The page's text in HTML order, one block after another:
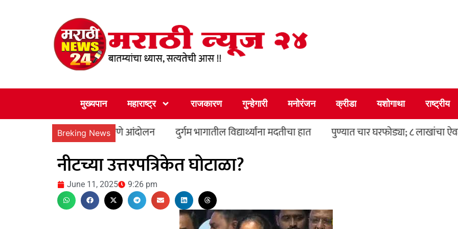
मुख्यपान महाराष्ट्र राजकारण गुन्हेगारी मनोरंजन क्रीडा यशोगाथा राष्ट्रीय
Breking News
कार्यालयासमोर धरणे आंदोलन दुर्गम भागातील विद्यार्थ्यांना मदतीचा हात पुण्यात चार घरफोड्या; ८ लाखांचा ऐवज चोरला
नीटच्या उत्तरपत्रिकेत घोटाळा?
June 11, 2025 9:26 pm